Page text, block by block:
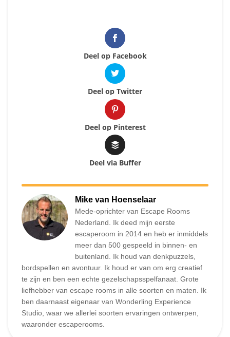
Deel op Facebook
Deel op Twitter
Deel op Pinterest
Deel via Buffer
Mike van Hoenselaar
Mede-oprichter van Escape Rooms
Nederland. Ik deed mijn eerste
escaperoom in 2014 en heb er inmiddels
meer dan 500 gespeeld in binnen- en
buitenland. Ik houd van denkpuzzels,
bordspellen en avontuur. Ik houd er van om erg creatief
te zijn en ben een echte gezelschapsspelfanaat. Grote
liefhebber van escape rooms in alle soorten en maten. Ik
ben daarnaast eigenaar van Wonderling Experience
Studio, waar we allerlei soorten ervaringen ontwerpen,
waaronder escaperooms.